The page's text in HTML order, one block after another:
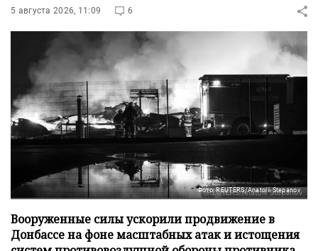
5 августа 2026, 11:09 6
Фото: REUTERS/Anatolii Stepanov
Вооруженные силы ускорили продвижение в
Донбассе на фоне масштабных атак и истощения